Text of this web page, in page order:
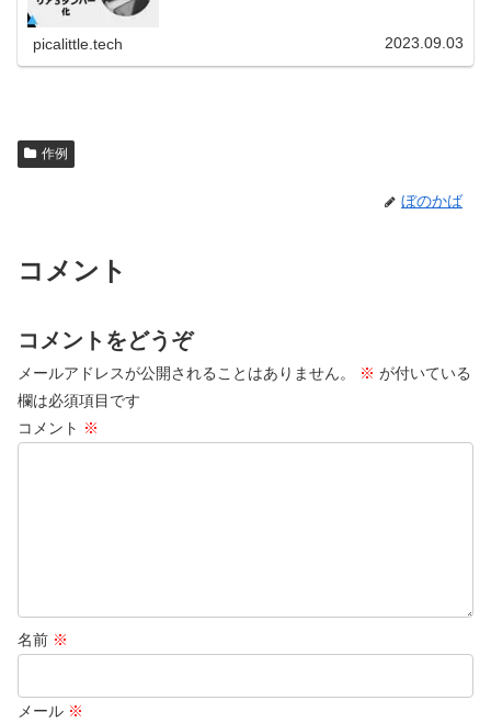
picalittle.tech 2023.09.03
作例
ぼのかば
コメント
コメントをどうぞ
メールアドレスが公開されることはありません。 ※ が付いている
欄は必須項目です
コメント ※
名前 ※
メール ※